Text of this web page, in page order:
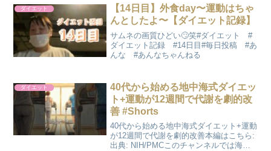
冊 🎁脱リバウンド動画３本 🎁食べ痩...
ダイエット
【14日目】外食day〜運動はちゃ
んとしたよ〜【ダイエット記録】
サムネの画質ひどい🙄笑#ダイエット #
ダイエット記録 #14日目#毎日投稿 #あ
んな #あんなちゃんねる
ダイエット
40代から始める地中海式ダイエッ
ト+運動が12週間で代謝を劇的改
善 #Shorts
40代から始める地中海式ダイエット+運動
が12週間で代謝を劇的改善本編はこちら:
出典: NIH/PMCこのチャンネルでは海外